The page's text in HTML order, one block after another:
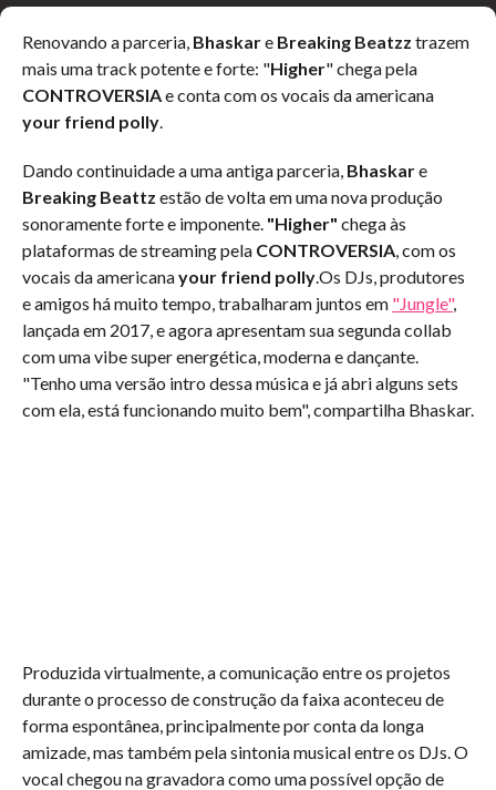
Renovando a parceria, Bhaskare Breaking Beatzz trazem
mais uma track potente e forte: "Higher" chega pela
CONTROVERSIAe conta com os vocais da americana
your friend polly.
Dando continuidade a uma antiga parceria, Bhaskare
Breaking Beattz estão de volta em uma nova produção
sonoramente forte e imponente. "Higher" chega às
plataformas de streaming pela CONTROVERSIA, com os
vocais da americanayour friend polly.Os DJs, produtores
e amigos há muito tempo, trabalharam juntos em "Jungle",
lançada em 2017, e agora apresentam sua segunda collab
com uma vibe super energética, moderna e dançante.
"Tenho uma versão intro dessa música e já abri alguns sets
com ela, está funcionando muito bem", compartilha Bhaskar.
Produzida virtualmente, a comunicação entre os projetos
durante o processo de construção da faixa aconteceu de
forma espontânea, principalmente por conta da longa
amizade, mas também pela sintonia musical entre os DJs. O
vocal chegou na gravadora como uma possível opção de